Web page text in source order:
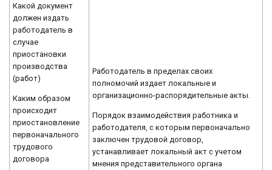
Какой документ
должен издать
работодатель в
случае
приостановки
производства
(работ)
Каким образом
происходит
приостановление
первоначального
трудового
договора
Работодатель в пределах своих
полномочий издает локальные и
организационно-распорядительные акты.
Порядок взаимодействия работника и
работодателя, с которым первоначально
заключен трудовой договор,
устанавливает локальный акт с учетом
мнения представительного органа